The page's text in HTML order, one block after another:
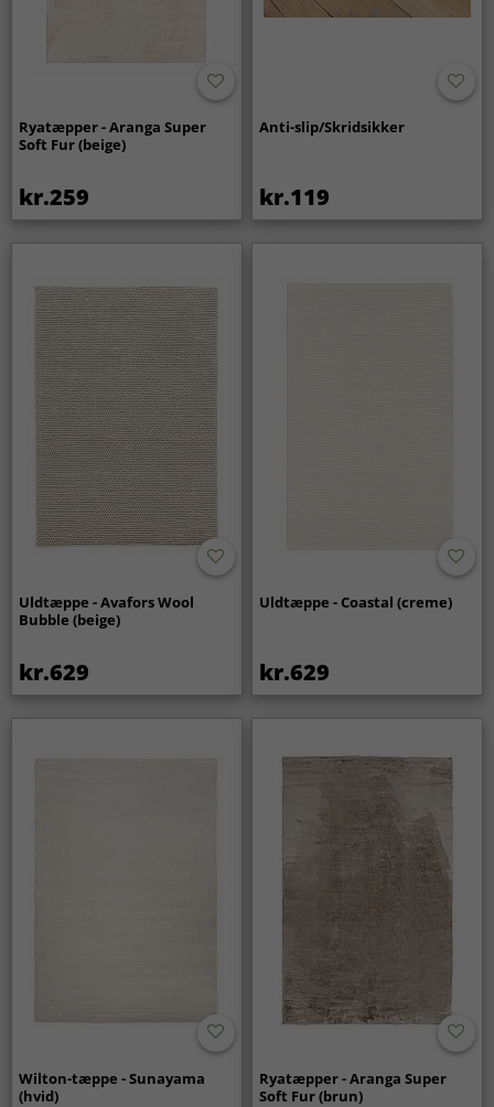
Ryatæpper - Aranga Super
Soft Fur (beige)
kr.259
Anti-slip/Skridsikker
kr.119
Uldtæppe - Avafors Wool
Bubble (beige)
kr.629
Uldtæppe - Coastal (creme)
kr.629
Wilton-tæppe - Sunayama
(hvid)
Ryatæpper - Aranga Super
Soft Fur (brun)